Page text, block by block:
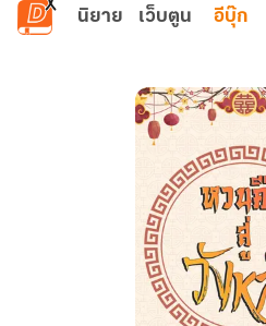
ข้ามไปยังเนื้อหาหลัก
นิยาย เว็บตูน อีบุ๊ก